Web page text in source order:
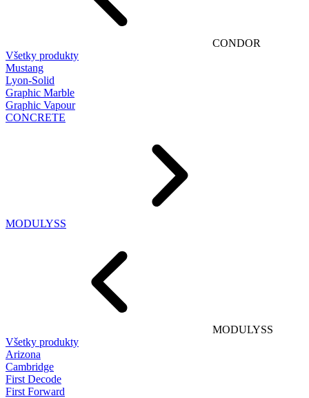
CONDOR
Všetky produkty
Mustang
Lyon-Solid
Graphic Marble
Graphic Vapour
CONCRETE
MODULYSS
MODULYSS
Všetky produkty
Arizona
Cambridge
First Decode
First Forward